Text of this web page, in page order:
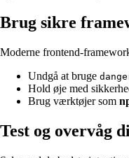
Brug sikre
Moderne frontend-
Undgå at bruge
Hold øje med
Brug værktøjer som
Test og overvåg